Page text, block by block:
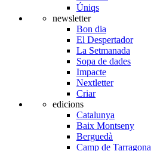
Úniqs
newsletter
Bon dia
El Despertador
La Setmanada
Sopa de dades
Impacte
Nextletter
Criar
edicions
Catalunya
Baix Montseny
Berguedà
Camp de Tarragona